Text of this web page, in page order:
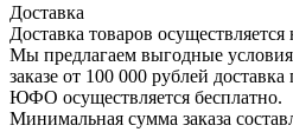
Доставка
Доставка товаров
Мы предлагаем выгодные
заказе от 100 000 рублей
ЮФО осуществляется бесплатно.
Минимальная сумма заказа